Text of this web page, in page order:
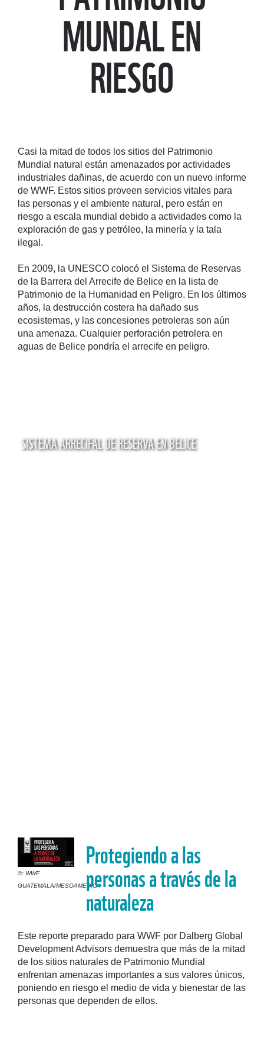
BELICE
HAZ UN COMPROMISOMUNDAL EN
RIESGO
Casi la mitad de todos los sitios del Patrimonio
Mundial natural están amenazados por actividades
industriales dañinas, de acuerdo con un nuevo informe
de WWF. Estos sitios proveen servicios vitales para
las personas y el ambiente natural, pero están en
riesgo a escala mundial debido a actividades como la
exploración de gas y petróleo, la minería y la tala
ilegal.
En 2009, la UNESCO colocó el Sistema de Reservas
de la Barrera del Arrecife de Belice en la lista de
Patrimonio de la Humanidad en Peligro. En los últimos
años, la destrucción costera ha dañado sus
ecosistemas, y las concesiones petroleras son aún
una amenaza. Cualquier perforación petrolera en
aguas de Belice pondría el arrecife en peligro.
SISTEMA ARRECIFAL DE RESERVA EN BELICE
©: WWF
GUATEMALA/MESOAMERICA
Protegiendo a las
personas a través de la
naturaleza
Este reporte preparado para WWF por Dalberg Global
Development Advisors demuestra que más de la mitad
de los sitios naturales de Patrimonio Mundial
enfrentan amenazas importantes a sus valores únicos,
poniendo en riesgo el medio de vida y bienestar de las
personas que dependen de ellos.